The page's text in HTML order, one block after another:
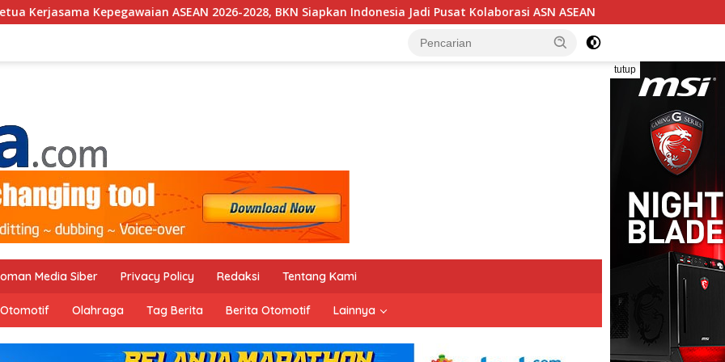
ASEAN 2026-2028, BKN Siapkan Indonesia Jadi Pusat Kolaborasi ASN ASEAN Ketua DPC BPPKB Banten HDS
tutup
Media Siber Privacy Policy Redaksi Tentang Kami
Otomotif Olahraga Tag Berita Berita Otomotif Lainnya